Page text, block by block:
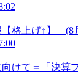
【格上げ↑】 (8
けて＝「決算